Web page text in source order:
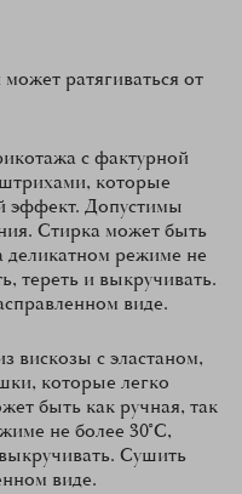
ратягиваться от
с фактурной
которые
эффект. Допустимы
Стирка может быть
деликатном режиме не
тереть и выкручивать.
виде.
вискозы с эластаном,
которые легко
быть как ручная, так
не более 30°С,
Сушить
виде.